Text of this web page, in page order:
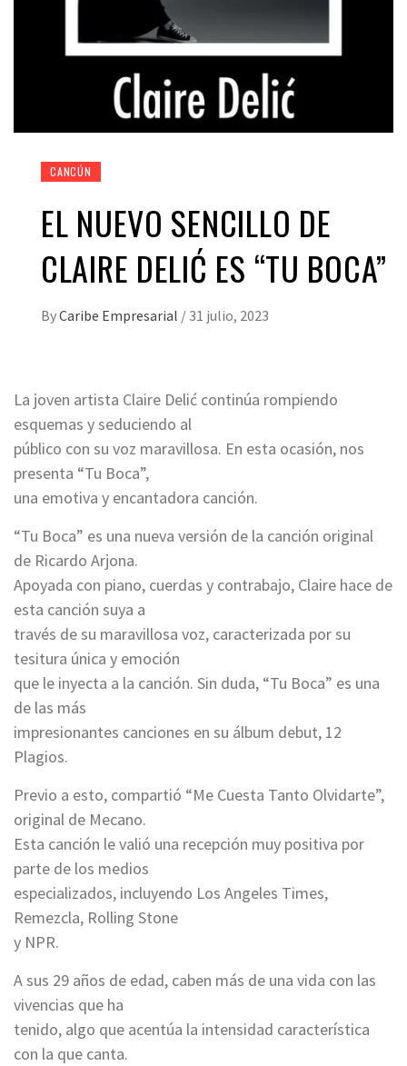
CANCÚN
EL NUEVO SENCILLO DE
CLAIRE DELIĆ ES “TU BOCA”
ByCaribe Empresarial / 31 julio, 2023
La joven artista Claire Delić continúa rompiendo
esquemas y seduciendo al
público con su voz maravillosa. En esta ocasión, nos
presenta “Tu Boca”,
una emotiva y encantadora canción.
“Tu Boca” es una nueva versión de la canción original
de Ricardo Arjona.
Apoyada con piano, cuerdas y contrabajo, Claire hace de
esta canción suya a
través de su maravillosa voz, caracterizada por su
tesitura única y emoción
que le inyecta a la canción. Sin duda, “Tu Boca” es una
de las más
impresionantes canciones en su álbum debut, 12
Plagios.
Previo a esto, compartió “Me Cuesta Tanto Olvidarte”,
original de Mecano.
Esta canción le valió una recepción muy positiva por
parte de los medios
especializados, incluyendo Los Angeles Times,
Remezcla, Rolling Stone
y NPR.
A sus 29 años de edad, caben más de una vida con las
vivencias que ha
tenido, algo que acentúa la intensidad característica
con la que canta.